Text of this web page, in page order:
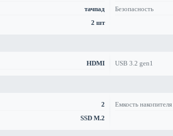
тачпад Безопасность
2 шт
HDMI USB 3.2 gen1
2 Емкость накопителя
SSD M.2